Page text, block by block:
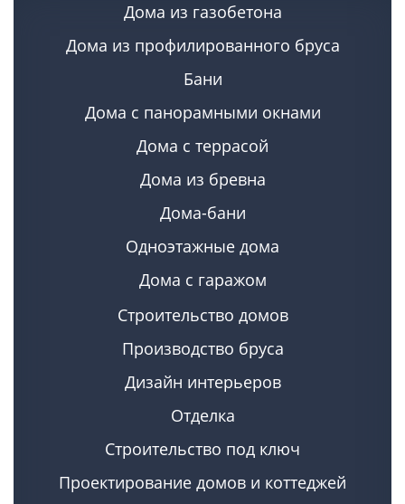
Дома из газобетона
Дома из профилированного бруса
Бани
Дома с панорамными окнами
Дома с террасой
Дома из бревна
Дома-бани
Одноэтажные дома
Дома с гаражом
Строительство домов
Производство бруса
Дизайн интерьеров
Отделка
Строительство под ключ
Проектирование домов и коттеджей